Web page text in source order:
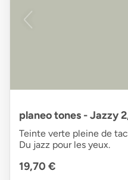
planeo tones - Jazzy
Teinte verte pleine de
Du jazz pour les yeux.
19,70 €